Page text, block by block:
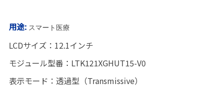
用途: スマート医療
LCDサイズ：12.1インチ
モジュール型番：LTK121XGHUT15-V0
表示モード：透過型（Transmissive）